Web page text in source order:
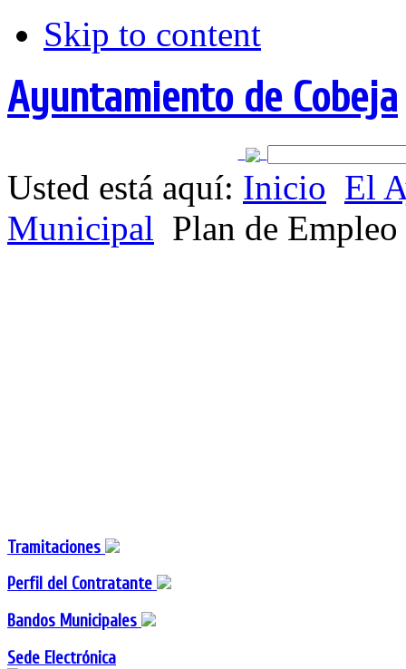
Skip to content
Ayuntamiento de Cobeja
Usted está aquí: Inicio El
Municipal Plan de
Tramitaciones
Perfil del Contratante
Bandos Municipales
Sede Electrónica